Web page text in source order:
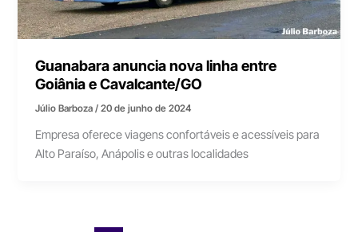
Guanabara anuncia nova linha entre
Goiânia e Cavalcante/GO
Júlio Barboza/20 de junho de 2024
Empresa oferece viagens confortáveis e acessíveis para
Alto Paraíso, Anápolis e outras localidades